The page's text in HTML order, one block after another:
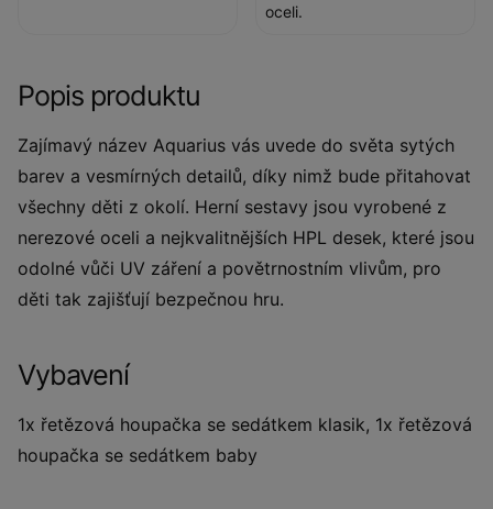
oceli.
Popis produktu
Zajímavý název Aquarius vás uvede do světa sytých
barev a vesmírných detailů, díky nimž bude přitahovat
všechny děti z okolí. Herní sestavy jsou vyrobené z
nerezové oceli a nejkvalitnějších HPL desek, které jsou
odolné vůči UV záření a povětrnostním vlivům, pro
děti tak zajišťují bezpečnou hru.
Vybavení
1x řetězová houpačka se sedátkem klasik, 1x řetězová
houpačka se sedátkem baby